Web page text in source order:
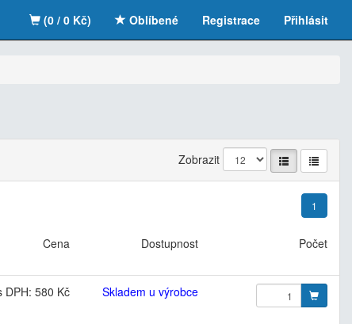
Registrace Přihlásit
(0 / 0 Kč) Oblíbené
Zobrazit
1
Cena Dostupnost
Počet
DPH: 580 Kč
Skladem u výrobce